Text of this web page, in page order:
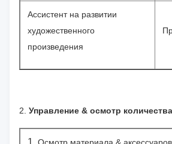
Ассистент на развитии
художественного
произведения
2. Управление & осмотр количества